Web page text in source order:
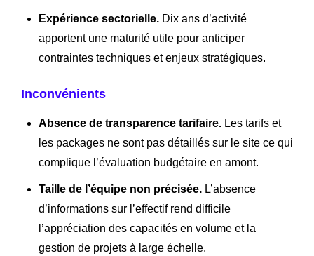
Expérience sectorielle. Dix ans d’activité
apportent une maturité utile pour anticiper
contraintes techniques et enjeux stratégiques.
Inconvénients
Absence de transparence tarifaire. Les tarifs et
les packages ne sont pas détaillés sur le site ce qui
complique l’évaluation budgétaire en amont.
Taille de l’équipe non précisée. L’absence
d’informations sur l’effectif rend difficile
l’appréciation des capacités en volume et la
gestion de projets à large échelle.